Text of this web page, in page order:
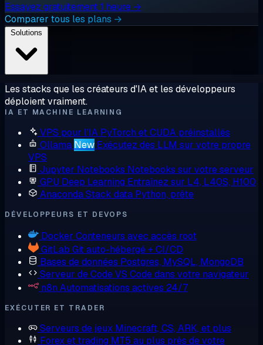
Essayez gratuitement 1 heure →
Comparer tous les plans →
Les stacks que les créateurs d'IA et les développeurs
déploient vraiment.
IA ET MACHINE LEARNING
VPS pour l'IA PyTorch et CUDA préinstallés
Ollama New Exécutez des LLM sur votre propre
VPS
Jupyter Notebooks Notebooks sur votre serveur
GPU Deep Learning Entraînez sur L4, L40S, H100
AnacondaStack data Python, prête
DÉVELOPPEURS ET DEVOPS
Docker Conteneurs avec accès root
GitLab Git auto-hébergé + CI/CD
Bases de données Postgres, MySQL, MongoDB
Serveur de CodeVS Code dans votre navigateur
n8n Automatisations actives 24/7
EXÉCUTER ET TRADER
Serveurs de jeux Minecraft, CS, ARK, et plus
Forex et trading MT5 au plus près de votre